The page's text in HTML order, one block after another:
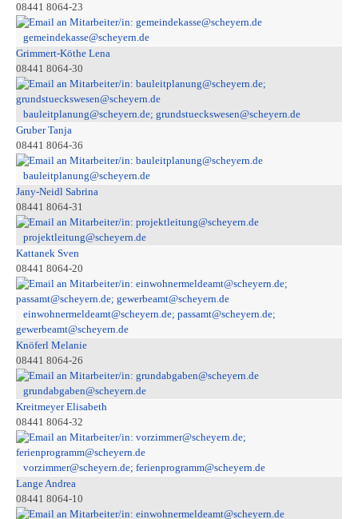
08441 8064-23
gemeindekasse@scheyern.de
Grimmert-Köthe Lena
08441 8064-30
bauleitplanung@scheyern.de; grundstueckswesen@scheyern.de
Gruber Tanja
08441 8064-36
bauleitplanung@scheyern.de
Jany-Neidl Sabrina
08441 8064-31
projektleitung@scheyern.de
Kattanek Sven
08441 8064-20
einwohnermeldeamt@scheyern.de; passamt@scheyern.de;
gewerbeamt@scheyern.de
Knöferl Melanie
08441 8064-26
grundabgaben@scheyern.de
Kreitmeyer Elisabeth
08441 8064-32
vorzimmer@scheyern.de; ferienprogramm@scheyern.de
Lange Andrea
08441 8064-10